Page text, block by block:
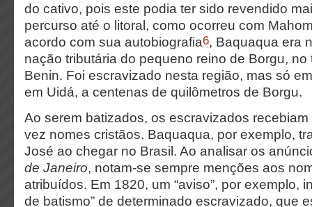
do cativo, pois este podia ter sido revendido
percurso até o litoral, como ocorreu com
acordo com sua autobiografia6, Baquaqua era
nação tributária do pequeno reino de Borgu, no
Benin. Foi escravizado nesta região, mas só
em Uidá, a centenas de quilômetros de Borgu.
Ao serem batizados, os escravizados
vez nomes cristãos. Baquaqua, por exemplo,
José ao chegar no Brasil. Ao analisar os
de Janeiro, notam-se sempre menções aos
atribuídos. Em 1820, um “aviso”, por exemplo,
de batismo” de determinado escravizado, que